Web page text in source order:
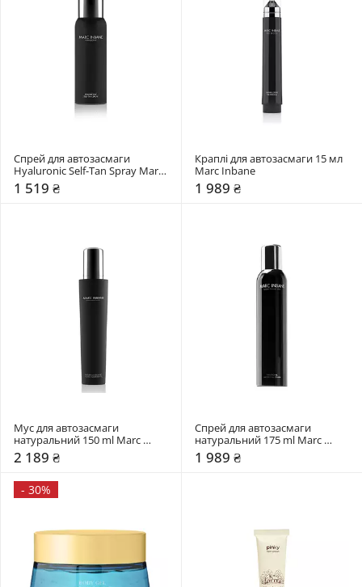
Спрей для автозасмаги
Hyaluronic Self-Tan Spray Marc
Inbane
1 519 ₴
Краплі для автозасмаги 15 мл
Marc Inbane
1 989 ₴
Мус для автозасмаги
натуральний 150 ml Marc
Inbane
2 189 ₴
Спрей для автозасмаги
натуральний 175 ml Marc
Inbane
1 989 ₴
- 30%